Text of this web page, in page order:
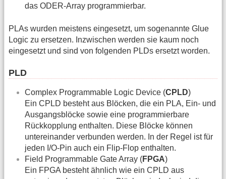
das ODER-Array programmierbar.
PLAs wurden meistens eingesetzt, um sogenannte Glue
Logic zu ersetzen. Inzwischen werden sie kaum noch
eingesetzt und sind von folgenden PLDs ersetzt worden.
PLD
Complex Programmable Logic Device (CPLD)
Ein CPLD besteht aus Blöcken, die ein PLA, Ein- und
Ausgangsblöcke sowie eine programmierbare
Rückkopplung enthalten. Diese Blöcke können
untereinander verbunden werden. In der Regel ist für
jeden I/O-Pin auch ein Flip-Flop enthalten.
Field Programmable Gate Array (FPGA)
Ein FPGA besteht ähnlich wie ein CPLD aus